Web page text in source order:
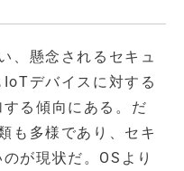
、懸念されるセキュ
デバイスに対する
る傾向にある。だ
も多様であり、セキ
が現状だ。OSより